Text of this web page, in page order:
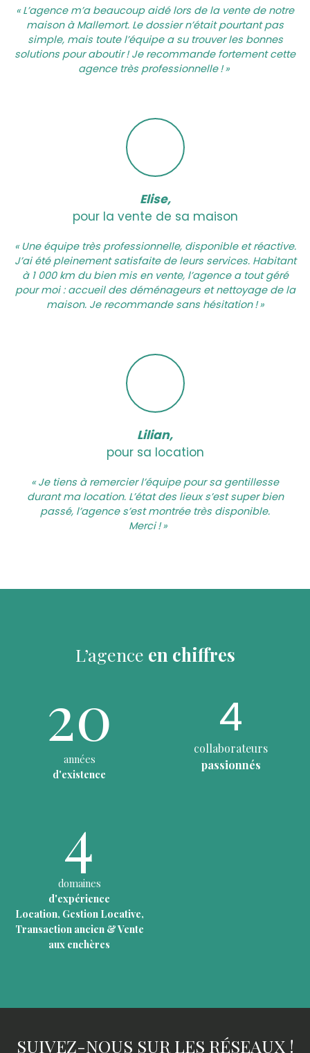
« L’agence m’a beaucoup aidé lors de la vente de notre
maison à Mallemort. Le dossier n’était pourtant pas
simple, mais toute l’équipe a su trouver les bonnes
solutions pour aboutir ! Je recommande fortement cette
agence très professionnelle ! »
Elise,
pour la vente de sa maison
« Une équipe très professionnelle, disponible et réactive.
J’ai été pleinement satisfaite de leurs services. Habitant
à 1 000 km du bien mis en vente, l’agence a tout géré
pour moi : accueil des déménageurs et nettoyage de la
maison. Je recommande sans hésitation ! »
Lilian,
pour sa location
« Je tiens à remercier l’équipe pour sa gentillesse
durant ma location. L’état des lieux s’est super bien
passé, l’agence s’est montrée très disponible.
Merci ! »
L’agence en chiffres
20
années
d'existence
4
collaborateurs
passionnés
4
domaines
d'expérience
Location, Gestion Locative,
Transaction ancien & Vente
aux enchères
SUIVEZ-NOUS SUR LES RÉSEAUX !